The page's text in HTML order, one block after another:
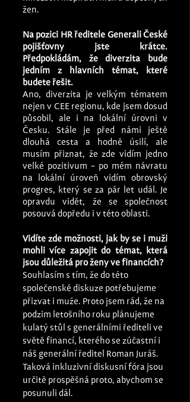
žen.
Na pozici HR ředitele Generali České
pojišťovny jste krátce.
Předpokládám, že diverzita bude
jedním z hlavních témat, které
budete řešit.
Ano, diverzita je velkým tématem
nejen v CEE regionu, kde jsem dosud
působil, ale i na lokální úrovni v
Česku. Stále je před námi ještě
dlouhá cesta a hodně úsilí, ale
musím přiznat, že zde vidím jedno
velké pozitivum – po mém návratu
na lokální úroveň vidím obrovský
progres, který se za pár let udál. Je
opravdu vidět, že se společnost
posouvá dopředu i v této oblasti.
Vidíte zde možnosti, jak by se i muži
mohli více zapojit do témat, která
jsou důležitá pro ženy ve financích?
Souhlasím s tím, že do této
společenské diskuze potřebujeme
přizvat i muže. Proto jsem rád, že na
podzim letošního roku plánujeme
kulatý stůl s generálními řediteli ve
světě financí, kterého se zúčastní i
náš generální ředitel Roman Juráš.
Taková inkluzivní diskusní fóra jsou
určitě prospěšná proto, abychom se
posunuli dál.